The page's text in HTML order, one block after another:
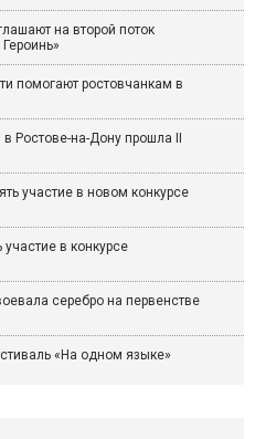
на второй поток
помогают ростовчанкам в
Ростове-на-Дону прошла II
участие в новом конкурсе
в конкурсе
серебро на первенстве
«На одном языке»